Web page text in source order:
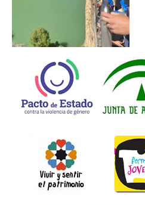
Orientación educativa
El Centro
Historia
Profesorado
Ampa
Horario / Organización
Curso académico